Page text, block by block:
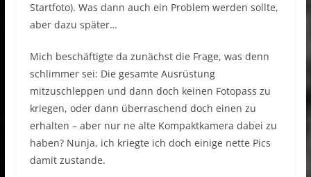
Startfoto). Was dann auch ein Problem werden sollte,
aber dazu später…
Mich beschäftigte da zunächst die Frage, was denn
schlimmer sei: Die gesamte Ausrüstung
mitzuschleppen und dann doch keinen Fotopass zu
kriegen, oder dann überraschend doch einen zu
erhalten – aber nur ne alte Kompaktkamera dabei zu
haben? Nunja, ich kriegte ich doch einige nette Pics
damit zustande.